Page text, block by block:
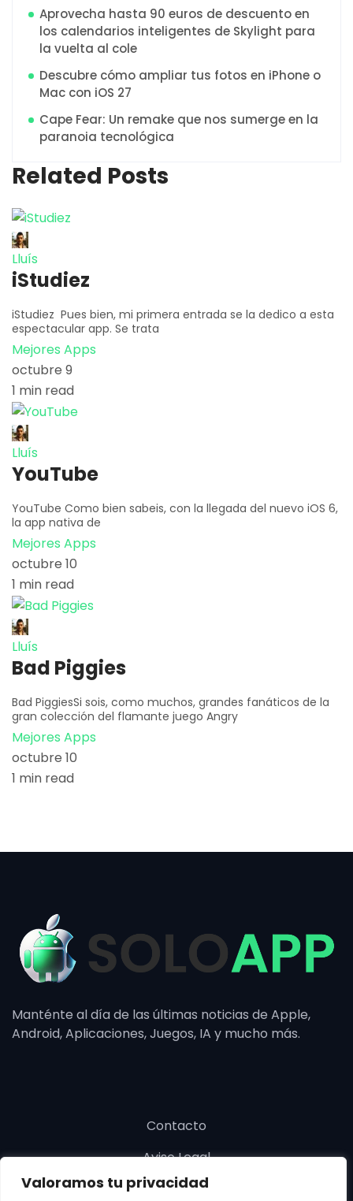
Valoramos tu privacidad
Aprovecha hasta 90 euros de descuento en
los calendarios inteligentes de Skylight para
la vuelta al cole
Descubre cómo ampliar tus fotos en iPhone o
Mac con iOS 27
Cape Fear: Un remake que nos sumerge en la
paranoia tecnológica
Related Posts
Lluís
iStudiez
iStudiez Pues bien, mi primera entrada se la dedico a esta
espectacular app. Se trata
Mejores Apps
octubre 9
1 min read
Lluís
YouTube
YouTube Como bien sabeis, con la llegada del nuevo iOS 6,
la app nativa de
Mejores Apps
octubre 10
1 min read
Lluís
Bad Piggies
Bad PiggiesSi sois, como muchos, grandes fanáticos de la
gran colección del flamante juego Angry
Mejores Apps
octubre 10
1 min read
Manténte al día de las últimas noticias de Apple,
Android, Aplicaciones, Juegos, IA y mucho más.
Contacto
Aviso Legal
Política de cookies